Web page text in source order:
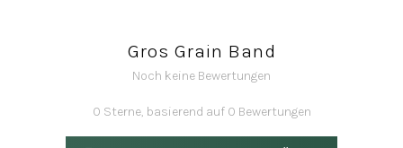
Gros Grain Band
Noch keine Bewertungen
0 Sterne, basierend auf 0 Bewertungen